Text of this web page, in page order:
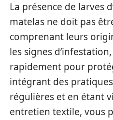
La présence de larves
matelas ne doit pas
comprenant leurs
les signes
rapidement pour
intégrant des
régulières et en étant
entretien textile, vous